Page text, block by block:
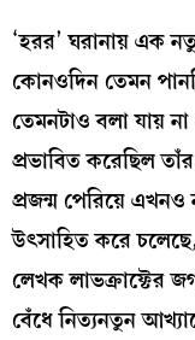
‘হরর’ ঘরানায় এক
কোনওদিন তেমন
তেমনটাও বলা যায়
প্রভাবিত করেছিল
প্রজন্ম পেরিয়ে
উৎসাহিত করে
লেখক লাভক্রাফ্টের
বেঁধে নিত্যনতুন